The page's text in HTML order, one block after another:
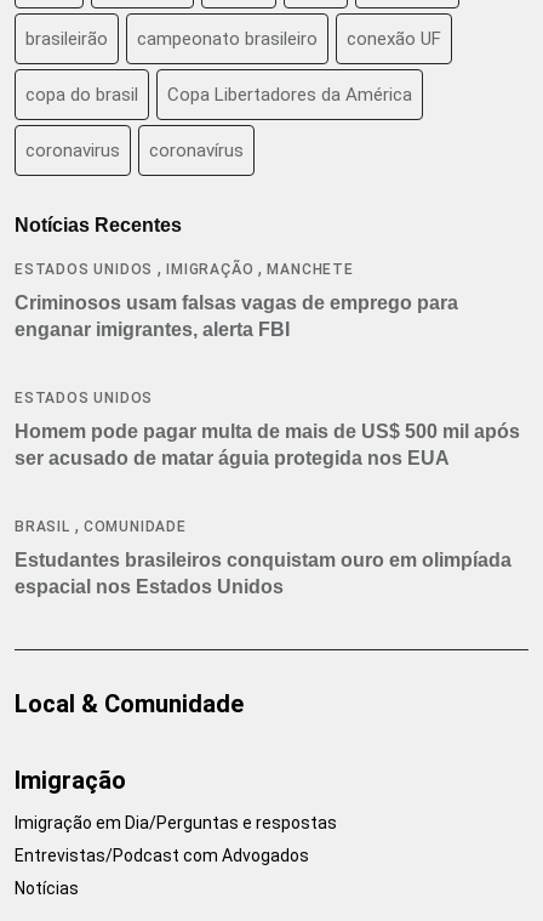
brasileirão campeonato brasileiro conexão UF
copa do brasil Copa Libertadores da América
coronavirus coronavírus
Notícias Recentes
ESTADOS UNIDOS , IMIGRAÇÃO ,MANCHETE
Criminosos usam falsas vagas de emprego para
enganar imigrantes, alerta FBI
ESTADOS UNIDOS
Homem pode pagar multa de mais de US$ 500 mil após
ser acusado de matar águia protegida nos EUA
BRASIL , COMUNIDADE
Estudantes brasileiros conquistam ouro em olimpíada
espacial nos Estados Unidos
Local & Comunidade
Imigração
Imigração em Dia/Perguntas e respostas
Entrevistas/Podcast com Advogados
Notícias